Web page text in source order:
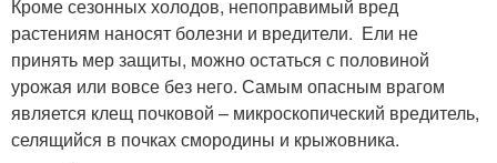
Кроме сезонных холодов, непоправимый вред
растениям наносят болезни и вредители. Ели не
принять мер защиты, можно остаться с половиной
урожая или вовсе без него. Самым опасным врагом
является клещ почковой – микроскопический вредитель,
селящийся в почках смородины и крыжовника.